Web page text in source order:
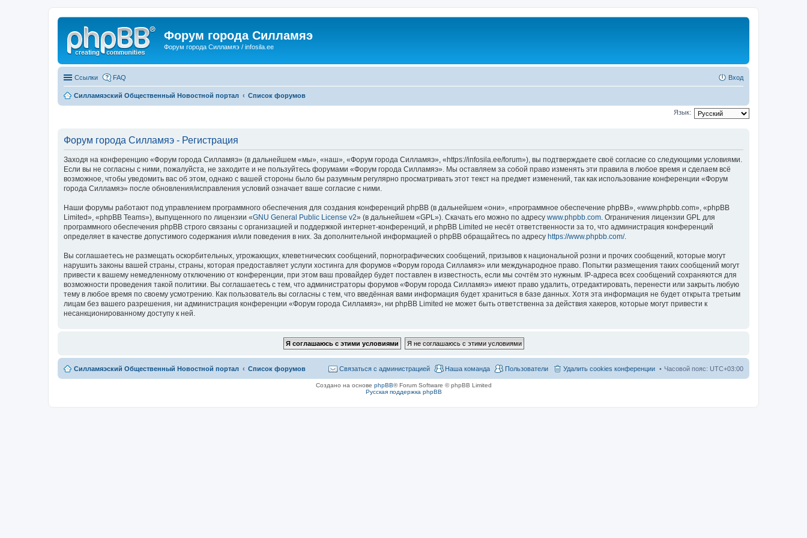
Форум города Силламяэ
Форум города Силламяэ / infosila.ee
Ссылки FAQ Вход
Силламяэский Общественный Новостной портал Список форумов
Язык:
Форум города Силламяэ - Регистрация
Заходя на конференцию «Форум города Силламяэ» (в дальнейшем «мы», «наш», «Форум города Силламяэ», «https://infosila.ee/forum»), вы подтверждаете своё согласие со следующими условиями.
Если вы не согласны с ними, пожалуйста, не заходите и не пользуйтесь форумами «Форум города Силламяэ». Мы оставляем за собой право изменять эти правила в любое время и сделаем всё
возможное, чтобы уведомить вас об этом, однако с вашей стороны было бы разумным регулярно просматривать этот текст на предмет изменений, так как использование конференции «Форум
города Силламяэ» после обновления/исправления условий означает ваше согласие с ними.
Наши форумы работают под управлением программного обеспечения для создания конференций phpBB (в дальнейшем «они», «программное обеспечение phpBB», «www.phpbb.com», «phpBB
Limited», «phpBB Teams»), выпущенного по лицензии «GNU General Public License v2» (в дальнейшем «GPL»). Скачать его можно по адресу www.phpbb.com. Ограничения лицензии GPL для
программного обеспечения phpBB строго связаны с организацией и поддержкой интернет-конференций, и phpBB Limited не несёт ответственности за то, что администрация конференций
определяет в качестве допустимого содержания и/или поведения в них. За дополнительной информацией о phpBB обращайтесь по адресу https://www.phpbb.com/.
Вы соглашаетесь не размещать оскорбительных, угрожающих, клеветнических сообщений, порнографических сообщений, призывов к национальной розни и прочих сообщений, которые могут
нарушить законы вашей страны, страны, которая предоставляет услуги хостинга для форумов «Форум города Силламяэ» или международное право. Попытки размещения таких сообщений могут
привести к вашему немедленному отключению от конференции, при этом ваш провайдер будет поставлен в известность, если мы сочтём это нужным. IP-адреса всех сообщений сохраняются для
возможности проведения такой политики. Вы соглашаетесь с тем, что администраторы форумов «Форум города Силламяэ» имеют право удалить, отредактировать, перенести или закрыть любую
тему в любое время по своему усмотрению. Как пользователь вы согласны с тем, что введённая вами информация будет храниться в базе данных. Хотя эта информация не будет открыта третьим
лицам без вашего разрешения, ни администрация конференции «Форум города Силламяэ», ни phpBB Limited не может быть ответственна за действия хакеров, которые могут привести к
несанкционированному доступу к ней.
Силламяэский Общественный Новостной портал Список форумов Часовой пояс: UTC+03:00
Удалить cookies конференции
Пользователи
Наша команда
Связаться с администрацией
Создано на основе phpBB® Forum Software © phpBB Limited
Русская поддержка phpBB